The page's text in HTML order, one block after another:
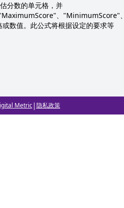
分数的单元格，并
、
数值。此公式将根据设定的要求等
Metric|隐私政策